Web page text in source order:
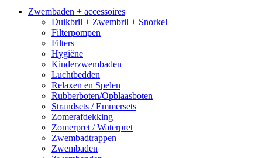
Zwembaden + accessoires
Duikbril + Zwembril + Snorkel
Filterpompen
Filters
Hygiëne
Kinderzwembaden
Luchtbedden
Relaxen en Spelen
Rubberboten/Opblaasboten
Strandsets / Emmersets
Zomerafdekking
Zomerpret / Waterpret
Zwembadtrappen
Zwembaden